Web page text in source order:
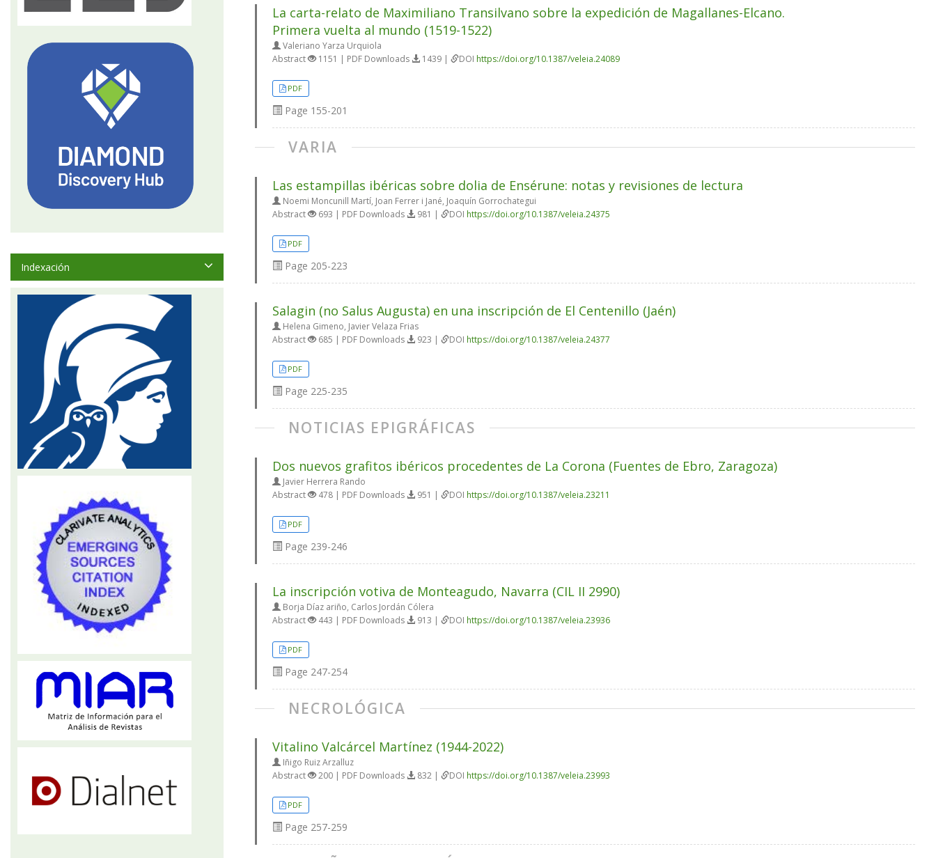
La carta-relato de Maximiliano Transilvano sobre la expedición de Magallanes-Elcano.
Primera vuelta al mundo (1519-1522)
Valeriano Yarza Urquiola
Abstract
1151 | PDF Downloads 1439 | DOI https://doi.org/10.1387/veleia.24089
PDF
Page 155-201
VARIA
Las estampillas ibéricas sobre dolia de Ensérune: notas y revisiones de lectura
Noemi Moncunill Martí, Joan Ferrer i Jané, Joaquín Gorrochategui
Abstract
693 | PDF Downloads 981 | DOI https://doi.org/10.1387/veleia.24375
PDF
Page 205-223
Salagin (no Salus Augusta) en una inscripción de El Centenillo (Jaén)
Helena Gimeno, Javier Velaza Frias
Abstract
685 | PDF Downloads 923 | DOI https://doi.org/10.1387/veleia.24377
PDF
Page 225-235
NOTICIAS EPIGRÁFICAS
Dos nuevos grafitos ibéricos procedentes de La Corona (Fuentes de Ebro, Zaragoza)
Javier Herrera Rando
Abstract
478 | PDF Downloads 951 | DOI https://doi.org/10.1387/veleia.23211
PDF
Page 239-246
La inscripción votiva de Monteagudo, Navarra (CIL II 2990)
Borja Díaz ariño, Carlos Jordán Cólera
Abstract
443 | PDF Downloads 913 | DOI https://doi.org/10.1387/veleia.23936
PDF
Page 247-254
NECROLÓGICA
Vitalino Valcárcel Martínez (1944-2022)
Iñigo Ruiz Arzalluz
Abstract
200 | PDF Downloads 832 | DOI https://doi.org/10.1387/veleia.23993
PDF
Page 257-259
Indexación